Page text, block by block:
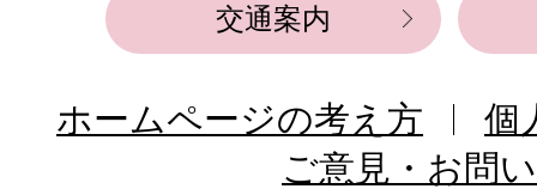
交通案内
ホームページの考え方
個
ご意見・お問